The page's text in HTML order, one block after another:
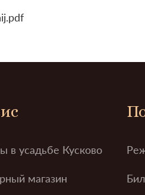
в усадьбе Кусково
магазин